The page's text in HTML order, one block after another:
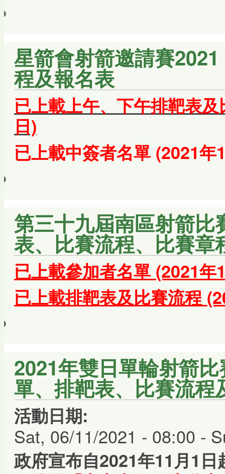
星箭會射箭邀請賽
程及報名表
已上載上午、下午排靶表
日)
已上載中簽者名單 (2021年
第三十九屆南區射箭
表、比賽流程、比賽章
已上載參加者名單 (2021年
已上載排靶表及比賽流程
2021年雙日單輪射箭
單、排靶表、比賽流程
活動日期:
Sat, 06/11/2021 - 08:00 -
政府宣布自2021年11月1日